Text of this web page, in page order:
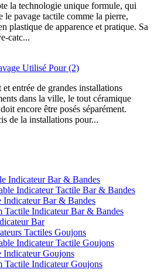
la technologie unique formule, qui
le pavage tactile comme la pierre,
plastique de apparence et pratique. Sa
catc...
Utilisé Pour (2)
entrée de grandes installations
dans la ville, le tout céramique
encore être posés séparément.
de la installations pour...
Indicateur Bar & Bandes
Indicateur Tactile Bar & Bandes
Indicateur Bar & Bandes
Tactile Indicateur Bar & Bandes
Bar
Tactiles Goujons
Indicateur Tactile Goujons
Indicateur Goujons
Tactile Indicateur Goujons